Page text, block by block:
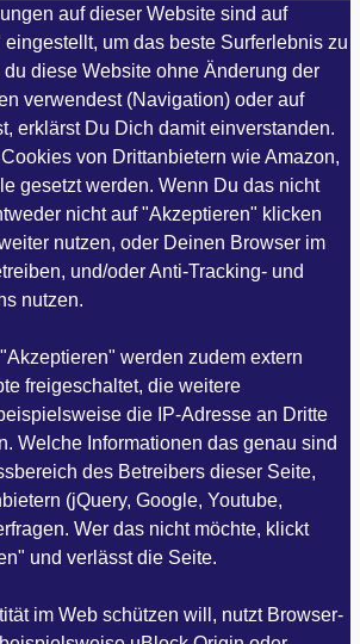
auf dieser Website sind auf
um das beste Surferlebnis zu
diese Website ohne Änderung der
verwendest (Navigation) oder auf
erklärst Du Dich damit einverstanden.
von Drittanbietern wie Amazon,
gesetzt werden. Wenn Du das nicht
nicht auf "Akzeptieren" klicken
nutzen, oder Deinen Browser im
und/oder Anti-Tracking- und
nutzen.
werden zudem extern
freigeschaltet, die weitere
die IP-Adresse an Dritte
Welche Informationen das genau sind
des Betreibers dieser Seite,
(jQuery, Google, Youtube,
Wer das nicht möchte, klickt
und verlässt die Seite.
im Web schützen will, nutzt Browser-